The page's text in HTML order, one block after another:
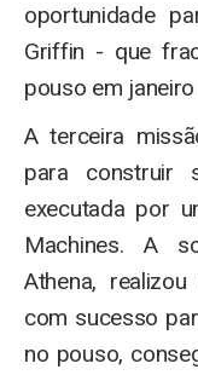
oportunidade
Griffin - que
pouso em
A terceira
para construir
executada por
Machines. A
Athena,
com sucesso
no pouso,